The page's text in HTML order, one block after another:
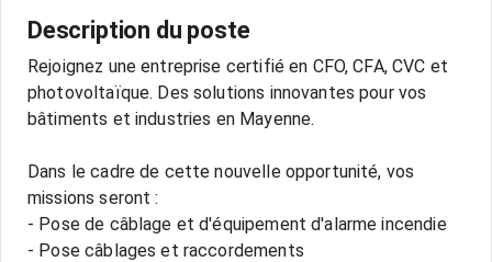
Description du poste
Rejoignez une entreprise certifié en CFO, CFA, CVC et
photovoltaïque. Des solutions innovantes pour vos
bâtiments et industries en Mayenne.
Dans le cadre de cette nouvelle opportunité, vos
missions seront :
- Pose de câblage et d'équipement d'alarme incendie
- Pose câblages et raccordements